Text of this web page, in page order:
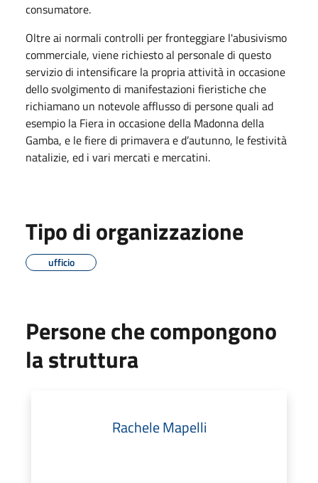
consumatore.
Oltre ai normali controlli per fronteggiare l'abusivismo
commerciale, viene richiesto al personale di questo
servizio di intensificare la propria attività in occasione
dello svolgimento di manifestazioni fieristiche che
richiamano un notevole afflusso di persone quali ad
esempio la Fiera in occasione della Madonna della
Gamba, e le fiere di primavera e d’autunno, le festività
natalizie, ed i vari mercati e mercatini.
Tipo di organizzazione
ufficio
Persone che compongono
la struttura
Rachele Mapelli